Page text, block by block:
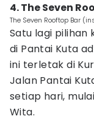
4. The Seven
The Seven Rooftop Bar
Satu lagi pilihan
di Pantai Kuta
ini terletak di
Jalan Pantai
setiap hari,
Wita.